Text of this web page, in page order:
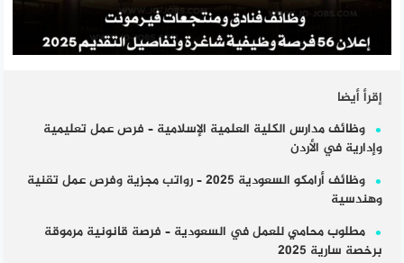
إقرأ أيضا
وظائف مدارس الكلية العلمية الإسلامية – فرص عمل تعليمية
وإدارية في الأردن
وظائف أرامكو السعودية 2025 – رواتب مجزية وفرص عمل تقنية
وهندسية
مطلوب محامي للعمل في السعودية – فرصة قانونية مرموقة
برخصة سارية 2025